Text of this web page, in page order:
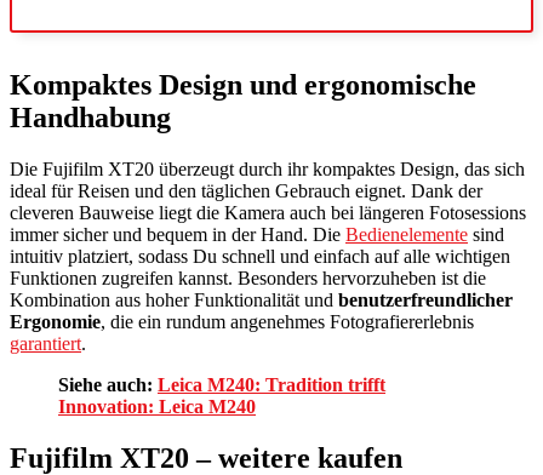
Kompaktes Design und ergonomische
Handhabung
Die Fujifilm XT20 überzeugt durch ihr kompaktes Design, das sich
ideal für Reisen und den täglichen Gebrauch eignet. Dank der
cleveren Bauweise liegt die Kamera auch bei längeren Fotosessions
immer sicher und bequem in der Hand. Die Bedienelemente sind
intuitiv platziert, sodass Du schnell und einfach auf alle wichtigen
Funktionen zugreifen kannst. Besonders hervorzuheben ist die
Kombination aus hoher Funktionalität und benutzerfreundlicher
Ergonomie, die ein rundum angenehmes Fotografiererlebnis
garantiert.
Siehe auch: Leica M240: Tradition trifft
Innovation: Leica M240
Fujifilm XT20 – weitere kaufen